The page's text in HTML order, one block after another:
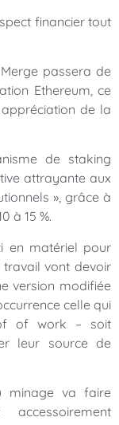
financier tout
passera de
Ethereum, ce
de la
de staking
attrayante aux
», grâce à
à 15 %.
en matériel pour
travail vont devoir
version modifiée
celle qui
of work – soit
leur source de
minage va faire